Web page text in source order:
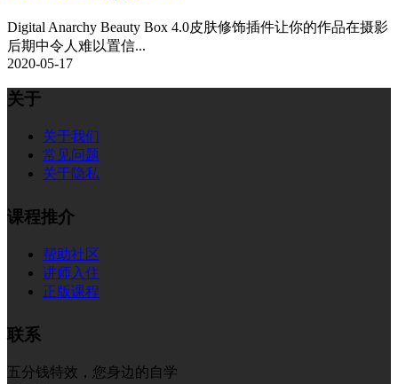
Digital Anarchy Beauty Box 4.0皮肤修饰插件让你的作品在摄影
后期中令人难以置信...
2020-05-17
关于
关于我们
常见问题
关于隐私
课程推介
帮助社区
讲师入住
正版课程
联系
五分钱特效，您身边的自学